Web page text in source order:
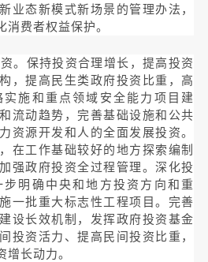
业态新模式新场景的管理办法，
消费者权益保护。
。保持投资合理增长，提高投资
，提高民生类政府投资比重，高
施和重点领域安全能力项目建
流动趋势，完善基础设施和公共
资源开发和人的全面发展投资。
在工作基础较好的地方探索编制
强政府投资全过程管理。深化投
明确中央和地方投资方向和重
一批重大标志性工程项目。完善
设长效机制，发挥政府投资基金
投资活力、提高民间投资比重，
增长动力。